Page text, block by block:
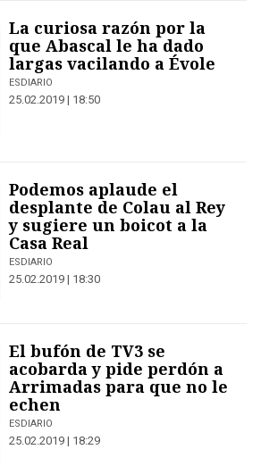
La curiosa razón por la
que Abascal le ha dado
largas vacilando a Évole
ESDIARIO
25.02.2019 | 18:50
Podemos aplaude el
desplante de Colau al Rey
y sugiere un boicot a la
Casa Real
ESDIARIO
25.02.2019 | 18:30
El bufón de TV3 se
acobarda y pide perdón a
Arrimadas para que no le
echen
ESDIARIO
25.02.2019 | 18:29